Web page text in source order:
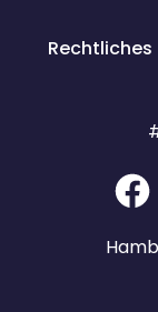
Rechtliches